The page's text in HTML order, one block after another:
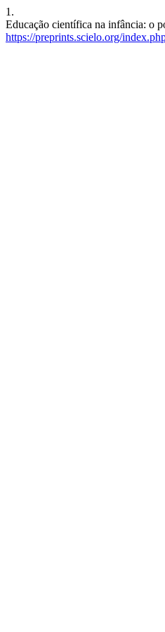
1.
Educação científica na infância: o
https://preprints.scielo.org/